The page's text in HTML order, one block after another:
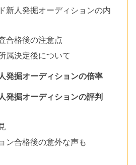
新人発掘オーディションの内
合格後の注意点
属決定後について
発掘オーディションの倍率
発掘オーディションの評判
ン合格後の意外な声も